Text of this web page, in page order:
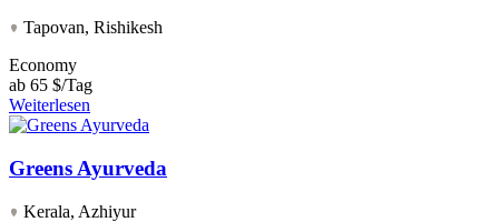
Tapovan, Rishikesh
Economy
ab 65 $/Tag
Weiterlesen
Greens Ayurveda
Kerala, Azhiyur